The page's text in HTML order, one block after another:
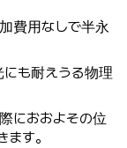
費用なしで半永
も耐えうる物理
におおよその位
す。